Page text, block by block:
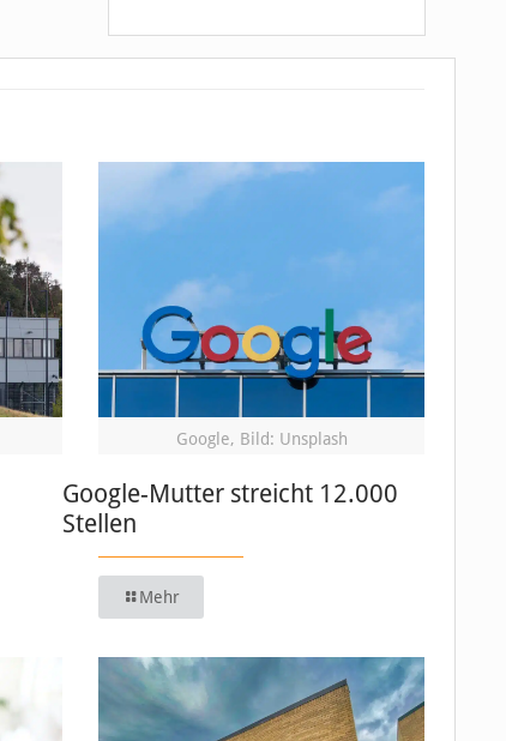
Google, Bild: Unsplash
Google-Mutter streicht 12.000
Stellen
Mehr